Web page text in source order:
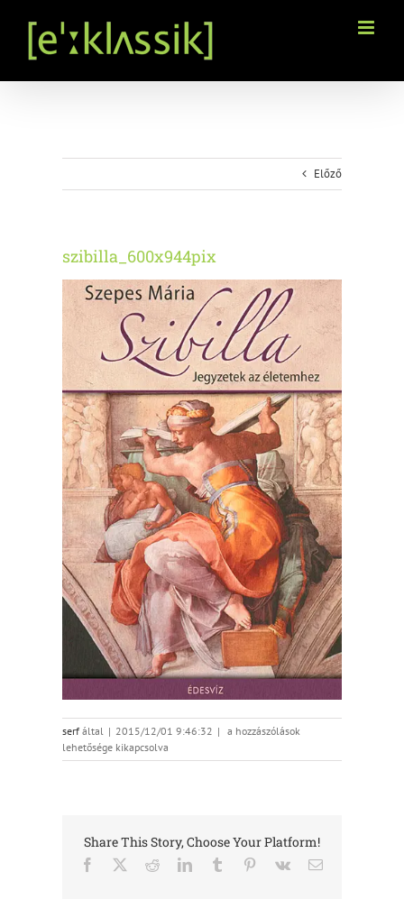
Előző
szibilla_600x944pix
serfáltal | 2015/12/01 9:46:32 | szibilla_600x944pix
a hozzászólások
lehetősége kikapcsolva
Share This Story, Choose Your Platform!
Facebook RedditLinkedInTumblr Pinterest
Vk Email: